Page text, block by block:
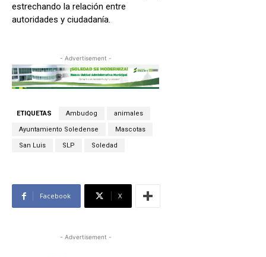
estrechando la relación entre
autoridades y ciudadanía.
- Advertisement -
ETIQUETAS Ambudog animales
Ayuntamiento Soledense Mascotas
San Luis SLP Soledad
Facebook X
- Advertisement -